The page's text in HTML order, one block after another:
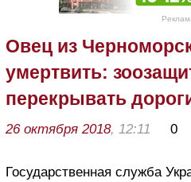
Овец из
умертвить:
перекрывать
26 октября 2018, 12:11 0
Государственная служба